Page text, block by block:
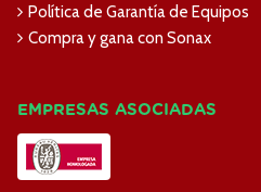
Política de Garantía de Equipos
Compra y gana con Sonax
EMPRESAS ASOCIADAS